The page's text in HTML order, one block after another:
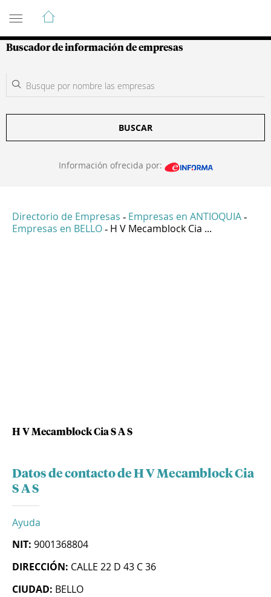
Guía de Empresas Colombianas
Buscador de información de empresas
BUSCAR
Información ofrecida por:
Directorio de Empresas - Empresas en ANTIOQUIA -
Empresas en BELLO - H V Mecamblock Cia ...
H V Mecamblock Cia S A S
Datos de contacto de H V Mecamblock Cia
S A S
Ayuda
NIT: 9001368804
DIRECCIÓN: CALLE 22 D 43 C 36
CIUDAD: BELLO